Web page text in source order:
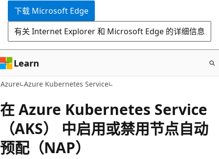
下载 Microsoft Edge
有关 Internet Explorer 和 Microsoft Edge 的详细信息
Learn
Azure Azure Kubernetes Service
在 Azure Kubernetes Service
（AKS） 中启用或禁用节点自动
预配（NAP）